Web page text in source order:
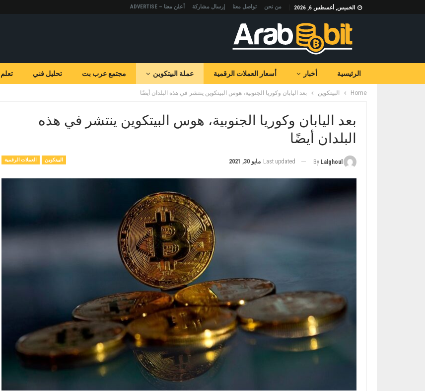
الخميس, أغسطس 6, 2026 من نحن تواصل معنا إرسال مشاركة أعلن معنا – ADVERTISE
الرئيسية أخبار أسعار العملات الرقمية عملة البيتكوين مجتمع عرب بت تحليل فني تعلم
Home البيتكوين بعد اليابان وكوريا الجنوبية، هوس البيتكوين ينتشر في هذه البلدان أيضًا
بعد اليابان وكوريا الجنوبية، هوس البيتكوين ينتشر في هذه
البلدان أيضًا
البيتكوين العملات الرقمية By Lalghoul
Last updated مايو 30, 2021